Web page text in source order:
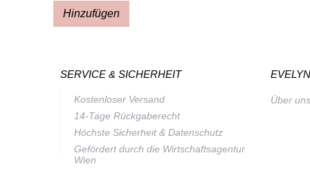
Hinzufügen
SERVICE & SICHERHEIT
Kostenloser Versand
14-Tage Rückgaberecht
Höchste Sicherheit & Datenschutz
Gefördert durch die Wirtschaftsagentur
Wien
Über